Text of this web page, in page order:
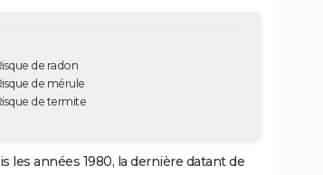
de radon
de mérule
de termite
les années 1980, la dernière datant de